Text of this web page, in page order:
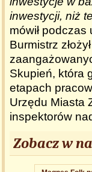
inwestycji, niż
mówił
Burmistrz
Skupień, która
etapach
Urzędu Miasta
inspektorów
Zobacz w